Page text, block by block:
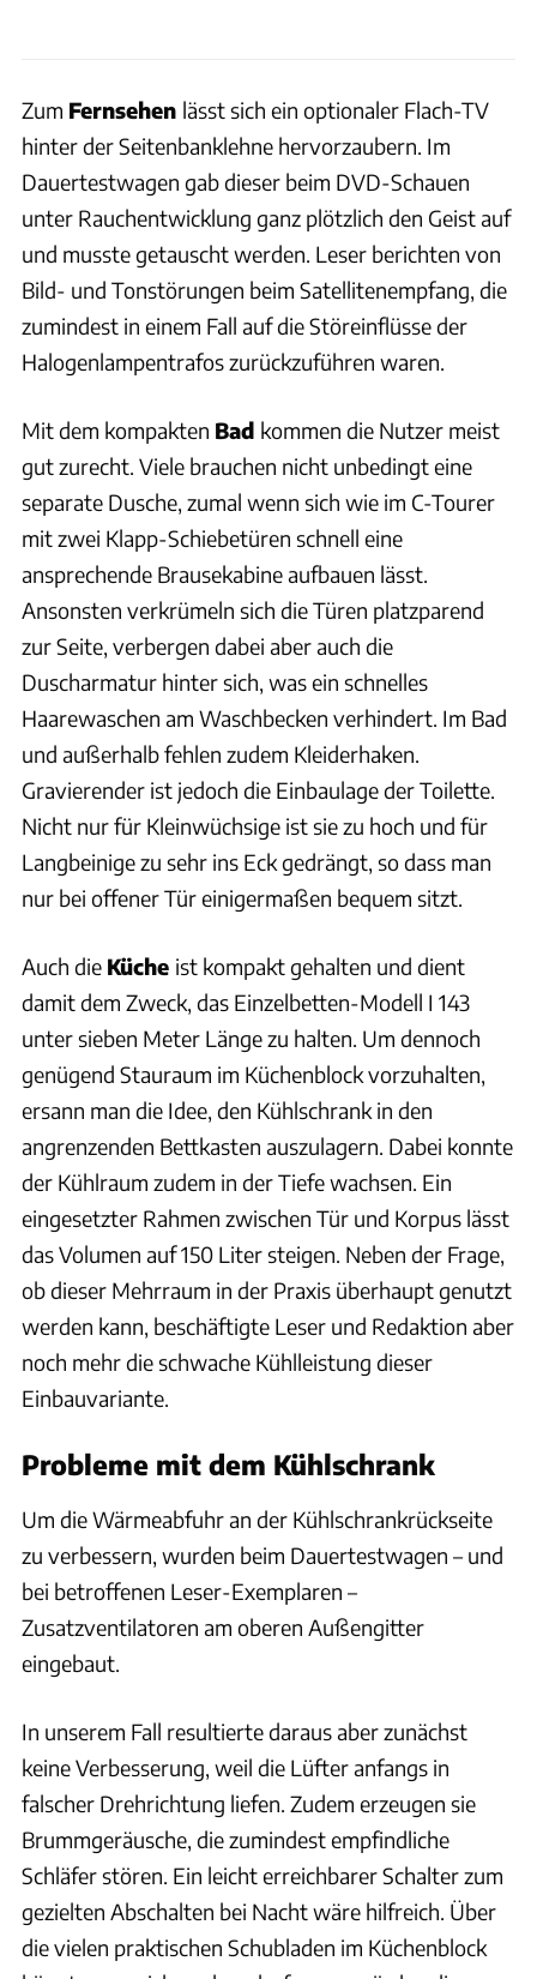
Zum Fernsehen lässt sich ein optionaler Flach-TV
hinter der Seitenbanklehne hervorzaubern. Im
Dauertestwagen gab dieser beim DVD-Schauen
unter Rauchentwicklung ganz plötzlich den Geist auf
und musste getauscht werden. Leser berichten von
Bild- und Tonstörungen beim Satellitenempfang, die
zumindest in einem Fall auf die Störeinflüsse der
Halogenlampentrafos zurückzuführen waren.
Mit dem kompakten Bad kommen die Nutzer meist
gut zurecht. Viele brauchen nicht unbedingt eine
separate Dusche, zumal wenn sich wie im C-Tourer
mit zwei Klapp-Schiebetüren schnell eine
ansprechende Brausekabine aufbauen lässt.
Ansonsten verkrümeln sich die Türen platzparend
zur Seite, verbergen dabei aber auch die
Duscharmatur hinter sich, was ein schnelles
Haarewaschen am Waschbecken verhindert. Im Bad
und außerhalb fehlen zudem Kleiderhaken.
Gravierender ist jedoch die Einbaulage der Toilette.
Nicht nur für Kleinwüchsige ist sie zu hoch und für
Langbeinige zu sehr ins Eck gedrängt, so dass man
nur bei offener Tür einigermaßen bequem sitzt.
Auch die Küche ist kompakt gehalten und dient
damit dem Zweck, das Einzelbetten-Modell I 143
unter sieben Meter Länge zu halten. Um dennoch
genügend Stauraum im Küchenblock vorzuhalten,
ersann man die Idee, den Kühlschrank in den
angrenzenden Bettkasten auszulagern. Dabei konnte
der Kühlraum zudem in der Tiefe wachsen. Ein
eingesetzter Rahmen zwischen Tür und Korpus lässt
das Volumen auf 150 Liter steigen. Neben der Frage,
ob dieser Mehrraum in der Praxis überhaupt genutzt
werden kann, beschäftigte Leser und Redaktion aber
noch mehr die schwache Kühlleistung dieser
Einbauvariante.
Probleme mit dem Kühlschrank
Um die Wärmeabfuhr an der Kühlschrankrückseite
zu verbessern, wurden beim Dauertestwagen – und
bei betroffenen Leser-Exemplaren –
Zusatzventilatoren am oberen Außengitter
eingebaut.
In unserem Fall resultierte daraus aber zunächst
keine Verbesserung, weil die Lüfter anfangs in
falscher Drehrichtung liefen. Zudem erzeugen sie
Brummgeräusche, die zumindest empfindliche
Schläfer stören. Ein leicht erreichbarer Schalter zum
gezielten Abschalten bei Nacht wäre hilfreich. Über
die vielen praktischen Schubladen im Küchenblock